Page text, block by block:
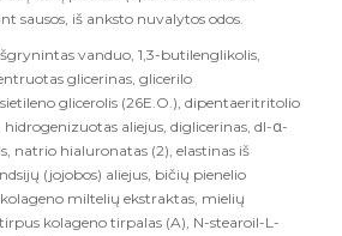
sausos, iš anksto nuvalytos odos.
vanduo, 1,3-butilenglikolis,
glicerinas, glicerilo
glicerolis (26E.O.), dipentaeritritolio
hidrogenizuotas aliejus, diglicerinas, dl-α-
natrio hialuronatas (2), elastinas iš
(jojobos) aliejus, bičių pienelio
miltelių ekstraktas, mielių
kolageno tirpalas (A), N-stearoil-L-